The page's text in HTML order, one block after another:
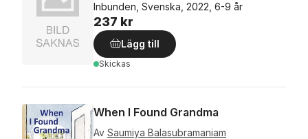
Inbunden, Svenska, 2022, 6-9 år
237 kr
Lägg till
Skickas
When I Found Grandma
Av Saumiya Balasubramaniam